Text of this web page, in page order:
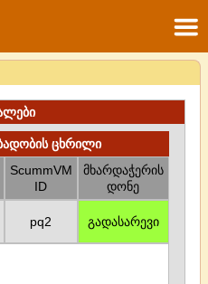
ცხრილი
ScummVM
ID
მხარდაჭერის
დონე
pq2 გადასარევი